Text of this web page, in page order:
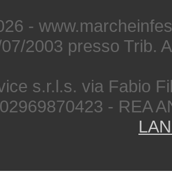
-
2003 presso Trib.
s.r.l.s. via Fabio
- REA